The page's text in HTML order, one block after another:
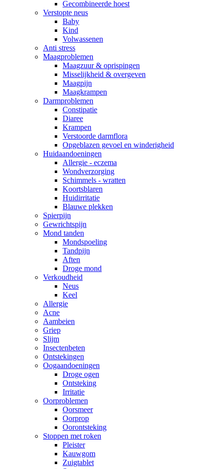
Gecombineerde hoest
Verstopte neus
Baby
Kind
Volwassenen
Anti stress
Maagproblemen
Maagzuur & oprispingen
Misselijkheid & overgeven
Maagpijn
Maagkrampen
Darmproblemen
Constipatie
Diaree
Krampen
Verstoorde darmflora
Opgeblazen gevoel en winderigheid
Huidaandoeningen
Allergie - eczema
Wondverzorging
Schimmels - wratten
Koortsblaren
Huidirritatie
Blauwe plekken
Spierpijn
Gewrichtspijn
Mond tanden
Mondspoeling
Tandpijn
Aften
Droge mond
Verkoudheid
Neus
Keel
Allergie
Acne
Aambeien
Griep
Slijm
Insectenbeten
Ontstekingen
Oogaandoeningen
Droge ogen
Ontsteking
Irritatie
Oorproblemen
Oorsmeer
Oorprop
Oorontsteking
Stoppen met roken
Pleister
Kauwgom
Zuigtablet